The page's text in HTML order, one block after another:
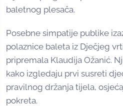
baletnog plesača.
Posebne simpatije publike
polaznice baleta iz Dječjeg
pripremala Klaudija Ožanić.
kako izgledaju prvi susreti
pravilnog držanja tijela,
pokreta.